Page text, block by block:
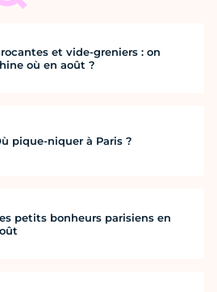
et vide-greniers : on
où en août ?
pique-niquer à Paris ?
petits bonheurs parisiens en